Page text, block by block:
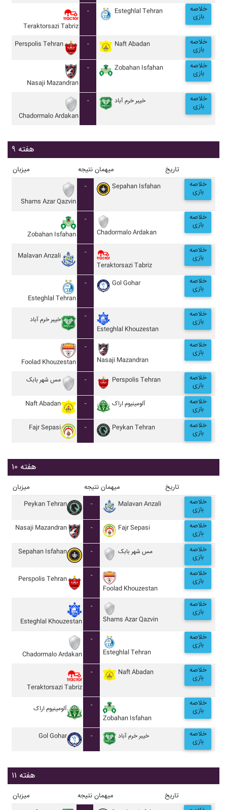
Teraktorsazi Tabriz
- Esteghlal Tehran خلاصه
بازی
Perspolis Tehran - Naft Abadan خلاصه
بازی
Nasaji Mazandran
- Zobahan Isfahan خلاصه
بازی
Chadormalo Ardakan
- خيبر خرم آباد خلاصه
بازی
هفته ۹
میزبان نتیجه میهمان تاریخ
Shams Azar Qazvin
- Sepahan Isfahan خلاصه
بازی
Zobahan Isfahan
-
Chadormalo Ardakan
خلاصه
بازی
Malavan Anzali
-
Teraktorsazi Tabriz
خلاصه
بازی
Esteghlal Tehran
- Gol Gohar خلاصه
بازی
خيبر خرم آباد
-
Esteghlal Khouzestan
خلاصه
بازی
Foolad Khouzestan
-
Nasaji Mazandran
خلاصه
بازی
مس شهر بابک - Perspolis Tehran خلاصه
بازی
Naft Abadan - آلومينيوم اراک خلاصه
بازی
Fajr Sepasi - Peykan Tehran خلاصه
بازی
هفته ۱۰
میزبان نتیجه میهمان تاریخ
Peykan Tehran - Malavan Anzali خلاصه
بازی
Nasaji Mazandran - Fajr Sepasi خلاصه
بازی
Sepahan Isfahan - مس شهر بابک خلاصه
بازی
Perspolis Tehran
-
Foolad Khouzestan
خلاصه
بازی
Esteghlal Khouzestan
-
Shams Azar Qazvin
خلاصه
بازی
Chadormalo Ardakan
-
Esteghlal Tehran
خلاصه
بازی
Teraktorsazi Tabriz
- Naft Abadan خلاصه
بازی
آلومينيوم اراک
-
Zobahan Isfahan
خلاصه
بازی
Gol Gohar - خيبر خرم آباد خلاصه
بازی
هفته ۱۱
میزبان نتیجه میهمان تاریخ